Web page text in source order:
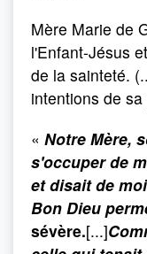
Mère Marie de
l'Enfant-Jésus
de la sainteté.
intentions de sa
« Notre Mère,
s'occuper de
et disait de
Bon Dieu
sévère.[...]